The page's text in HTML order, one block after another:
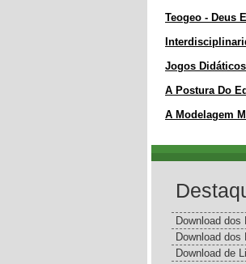
Teogeo - Deus
Jogos
A Postura Do
A Modelagem
Download
Download
Download de